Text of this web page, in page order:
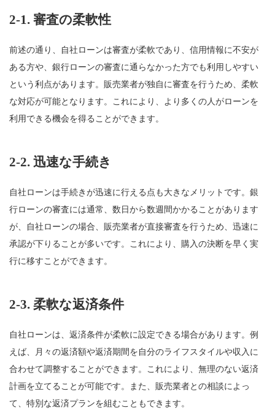
2-1. 審査の柔軟性
前述の通り、自社ローンは審査が柔軟であり、信用情報に不安が
ある方や、銀行ローンの審査に通らなかった方でも利用しやすい
という利点があります。販売業者が独自に審査を行うため、柔軟
な対応が可能となります。これにより、より多くの人がローンを
利用できる機会を得ることができます。
2-2. 迅速な手続き
自社ローンは手続きが迅速に行える点も大きなメリットです。銀
行ローンの審査には通常、数日から数週間かかることがあります
が、自社ローンの場合、販売業者が直接審査を行うため、迅速に
承認が下りることが多いです。これにより、購入の決断を早く実
行に移すことができます。
2-3. 柔軟な返済条件
自社ローンは、返済条件が柔軟に設定できる場合があります。例
えば、月々の返済額や返済期間を自分のライフスタイルや収入に
合わせて調整することができます。これにより、無理のない返済
計画を立てることが可能です。また、販売業者との相談によっ
て、特別な返済プランを組むこともできます。